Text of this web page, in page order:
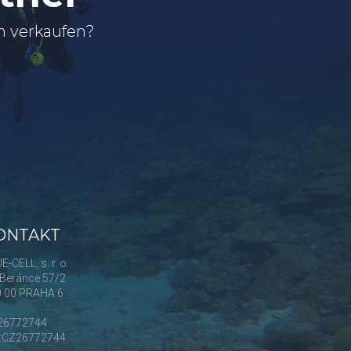
verkaufen?
CELL, s. r. o.
57/2
00 PRAHA 6